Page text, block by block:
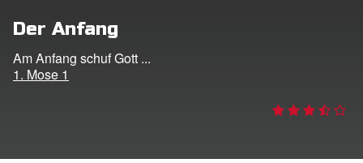
ändern
Der Anfang
Am Anfang schuf Gott ...
1. Mose 1